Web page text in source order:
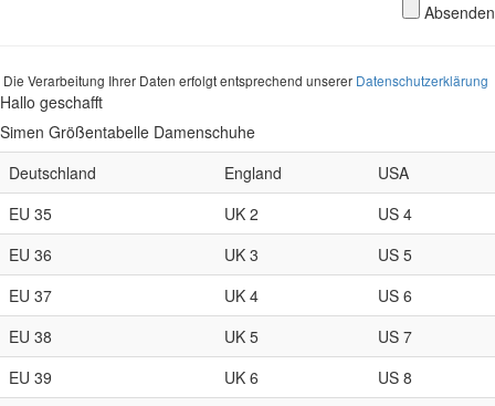
Absenden
Die Verarbeitung Ihrer Daten erfolgt entsprechend unserer Datenschutzerklärung
Hallo geschafft
Simen Größentabelle Damenschuhe
Deutschland
England
USA
EU 35
UK 2
US 4
EU 36
UK 3
US 5
EU 37
UK 4
US 6
EU 38
UK 5
US 7
EU 39
UK 6
US 8